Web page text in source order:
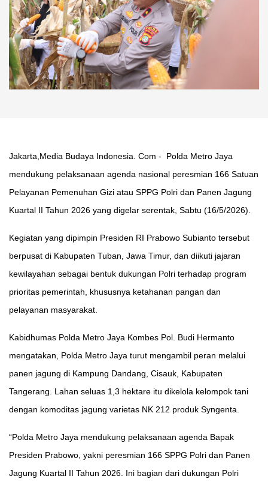
Jakarta,Media Budaya Indonesia. Com - Polda Metro Jaya
mendukung pelaksanaan agenda nasional peresmian 166 Satuan
Pelayanan Pemenuhan Gizi atau SPPG Polri dan Panen Jagung
Kuartal II Tahun 2026 yang digelar serentak, Sabtu (16/5/2026).
Kegiatan yang dipimpin Presiden RI Prabowo Subianto tersebut
berpusat di Kabupaten Tuban, Jawa Timur, dan diikuti jajaran
kewilayahan sebagai bentuk dukungan Polri terhadap program
prioritas pemerintah, khususnya ketahanan pangan dan
pelayanan masyarakat.
Kabidhumas Polda Metro Jaya Kombes Pol. Budi Hermanto
mengatakan, Polda Metro Jaya turut mengambil peran melalui
panen jagung di Kampung Dandang, Cisauk, Kabupaten
Tangerang. Lahan seluas 1,3 hektare itu dikelola kelompok tani
dengan komoditas jagung varietas NK 212 produk Syngenta.
“Polda Metro Jaya mendukung pelaksanaan agenda Bapak
Presiden Prabowo, yakni peresmian 166 SPPG Polri dan Panen
Jagung Kuartal II Tahun 2026. Ini bagian dari dukungan Polri